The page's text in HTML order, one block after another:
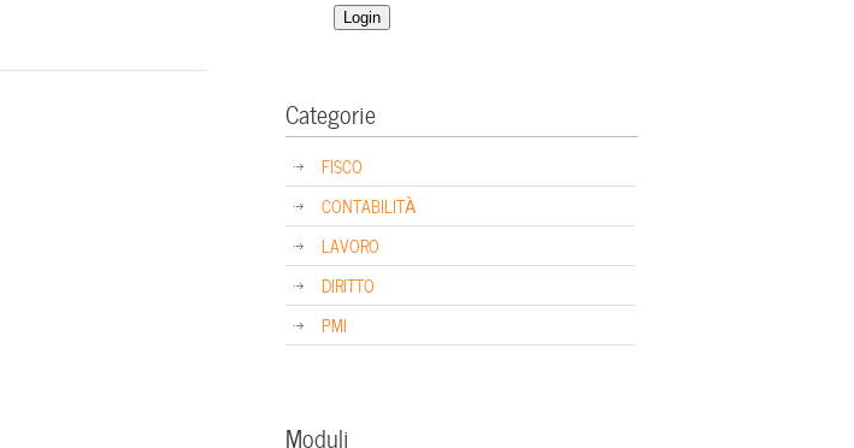
Categorie
FISCO
CONTABILITÀ
LAVORO
DIRITTO
PMI
Moduli